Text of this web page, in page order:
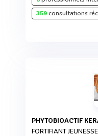
359consultations
PHYTOBIOACTIF
FORTIFIANT